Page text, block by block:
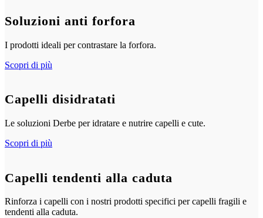
Soluzioni anti forfora
I prodotti ideali per contrastare la forfora.
Scopri di più
Capelli disidratati
Le soluzioni Derbe per idratare e nutrire capelli e cute.
Scopri di più
Capelli tendenti alla caduta
Rinforza i capelli con i nostri prodotti specifici per capelli fragili e
tendenti alla caduta.